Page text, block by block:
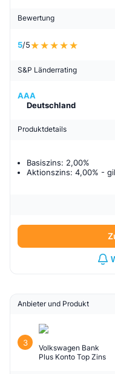
Bewertung
5/5
S&P Länderrating
AAA
Deutschland
Produktdetails
Basiszins: 2,00%
Aktionszins: 4,00% -
Anbieter und Produkt
3
Volkswagen Bank
Plus Konto Top Zins